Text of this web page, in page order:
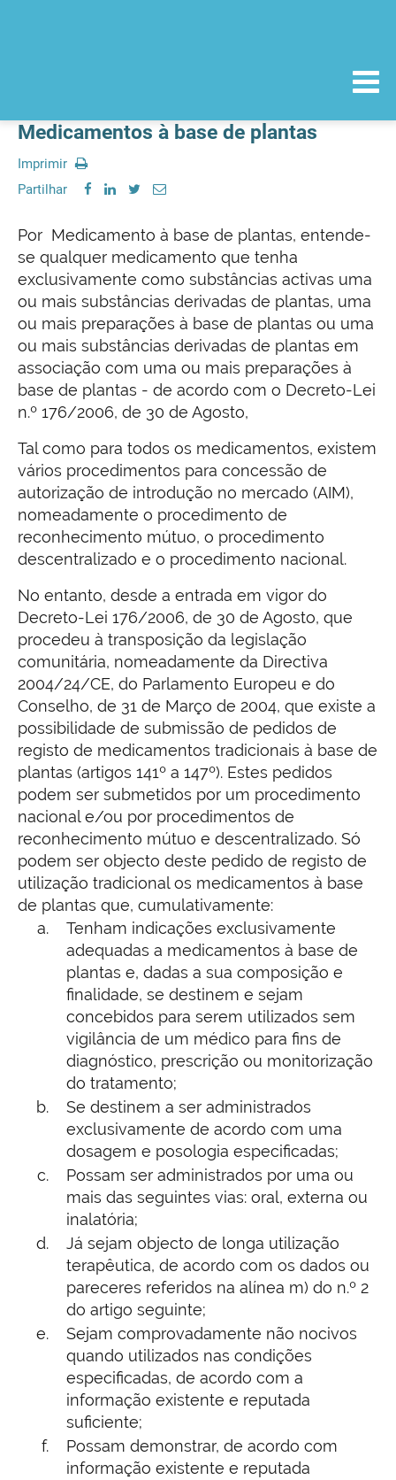
Medicamentos à base de plantas
Imprimir
Partilhar
Por Medicamento à base de plantas, entende-
se qualquer medicamento que tenha
exclusivamente como substâncias activas uma
ou mais substâncias derivadas de plantas, uma
ou mais preparações à base de plantas ou uma
ou mais substâncias derivadas de plantas em
associação com uma ou mais preparações à
base de plantas - de acordo com o Decreto-Lei
n.º 176/2006, de 30 de Agosto,
Tal como para todos os medicamentos, existem
vários procedimentos para concessão de
autorização de introdução no mercado (AIM),
nomeadamente o procedimento de
reconhecimento mútuo, o procedimento
descentralizado e o procedimento nacional.
No entanto, desde a entrada em vigor do
Decreto-Lei 176/2006, de 30 de Agosto, que
procedeu à transposição da legislação
comunitária, nomeadamente da Directiva
2004/24/CE, do Parlamento Europeu e do
Conselho, de 31 de Março de 2004, que existe a
possibilidade de submissão de pedidos de
registo de medicamentos tradicionais à base de
plantas (artigos 141º a 147º). Estes pedidos
podem ser submetidos por um procedimento
nacional e/ou por procedimentos de
reconhecimento mútuo e descentralizado. Só
podem ser objecto deste pedido de registo de
utilização tradicional os medicamentos à base
de plantas que, cumulativamente:
Tenham indicações exclusivamente
adequadas a medicamentos à base de
plantas e, dadas a sua composição e
finalidade, se destinem e sejam
concebidos para serem utilizados sem
vigilância de um médico para fins de
diagnóstico, prescrição ou monitorização
do tratamento;
Se destinem a ser administrados
exclusivamente de acordo com uma
dosagem e posologia especificadas;
Possam ser administrados por uma ou
mais das seguintes vias: oral, externa ou
inalatória;
Já sejam objecto de longa utilização
terapêutica, de acordo com os dados ou
pareceres referidos na alínea m) do n.º 2
do artigo seguinte;
Sejam comprovadamente não nocivos
quando utilizados nas condições
especificadas, de acordo com a
informação existente e reputada
suficiente;
Possam demonstrar, de acordo com
informação existente e reputada